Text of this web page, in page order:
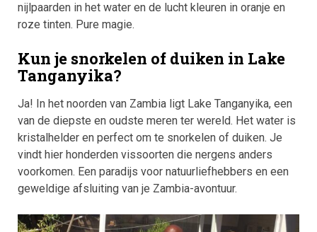
nijlpaarden in het water en de lucht kleuren in oranje en
roze tinten. Pure magie.
Kun je snorkelen of duiken in Lake
Tanganyika?
Ja! In het noorden van Zambia ligt Lake Tanganyika, een
van de diepste en oudste meren ter wereld. Het water is
kristalhelder en perfect om te snorkelen of duiken. Je
vindt hier honderden vissoorten die nergens anders
voorkomen. Een paradijs voor natuurliefhebbers en een
geweldige afsluiting van je Zambia-avontuur.